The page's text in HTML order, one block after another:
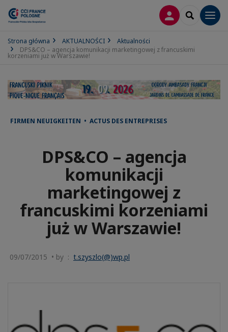
LOGOWANIE
SEARCH
Strona główna AKTUALNOŚCI
Aktualności
DPS&CO – agencja komunikacji marketingowej z francuskimi
korzeniami już w Warszawie!
FIRMEN NEUIGKEITEN • ACTUS DES ENTREPRISES
DPS&CO – agencja
komunikacji
marketingowej z
francuskimi korzeniami
już w Warszawie!
09/07/2015 • by : t.szyszlo(@)wp.pl